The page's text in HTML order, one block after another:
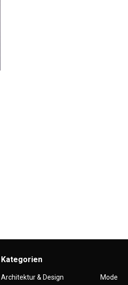
Kategorien
Architektur & Design Mode